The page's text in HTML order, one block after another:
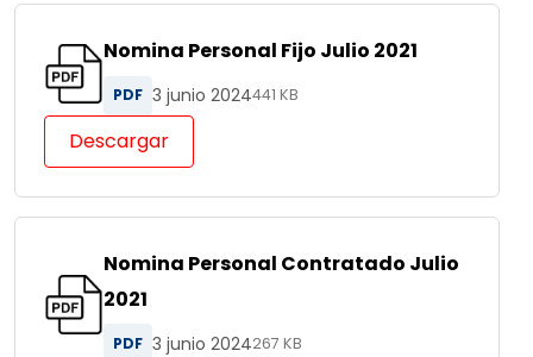
Nomina Personal Fijo Julio 2021
PDF 3 junio 2024441 KB
Descargar
Nomina Personal Contratado Julio
2021
PDF 3 junio 2024267 KB